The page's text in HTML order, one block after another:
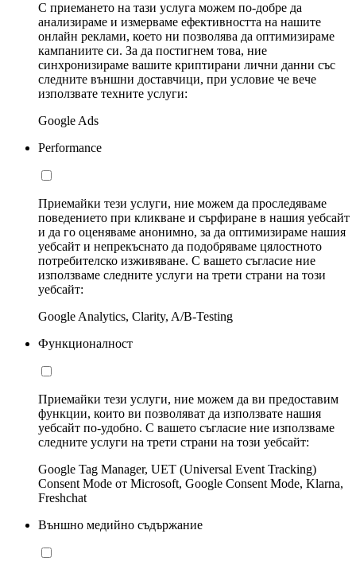
С приемането на тази услуга можем по-добре да
анализираме и измерваме ефективността на нашите
онлайн реклами, което ни позволява да оптимизираме
кампаниите си. За да постигнем това, ние
синхронизираме вашите криптирани лични данни със
следните външни доставчици, при условие че вече
използвате техните услуги:
Google Ads
Performance
Приемайки тези услуги, ние можем да проследяваме
поведението при кликване и сърфиране в нашия уебсайт
и да го оценяваме анонимно, за да оптимизираме нашия
уебсайт и непрекъснато да подобряваме цялостното
потребителско изживяване. С вашето съгласие ние
използваме следните услуги на трети страни на този
уебсайт:
Google Analytics, Clarity, A/B-Testing
Функционалност
Приемайки тези услуги, ние можем да ви предоставим
функции, които ви позволяват да използвате нашия
уебсайт по-удобно. С вашето съгласие ние използваме
следните услуги на трети страни на този уебсайт:
Google Tag Manager, UET (Universal Event Tracking)
Consent Mode от Microsoft, Google Consent Mode, Klarna,
Freshchat
Външно медийно съдържание